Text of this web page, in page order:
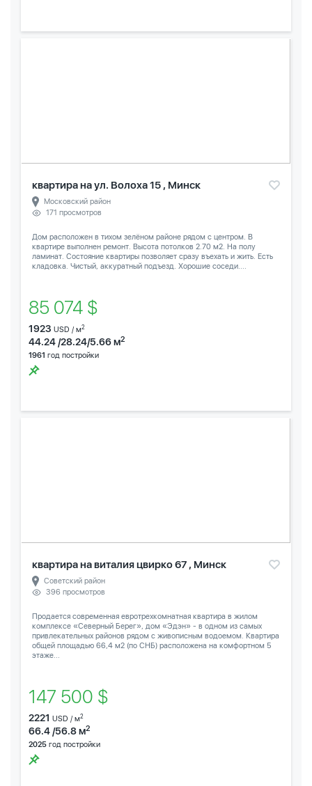
квартира на ул. Волоха 15 , Минск
Московский район
171 просмотров
Дом расположен в тихом зелёном районе рядом с центром. В
квартире выполнен ремонт. Высота потолков 2.70 м2. На полу
ламинат. Состояние квартиры позволяет сразу въехать и жить. Есть
кладовка. Чистый, аккуратный подъезд. Хорошие соседи....
85 074 $
1923 USD / м2
44.24 /28.24/5.66 м2
1961 год постройки
квартира на виталия цвирко 67 , Минск
Советский район
396 просмотров
Продается современная евротрехкомнатная квартира в жилом
комплексе «Северный Берег», дом «Эдэн» - в одном из самых
привлекательных районов рядом с живописным водоемом. Квартира
общей площадью 66,4 м2 (по СНБ) расположена на комфортном 5
этаже...
147 500 $
2221 USD / м2
66.4 /56.8 м2
2025 год постройки